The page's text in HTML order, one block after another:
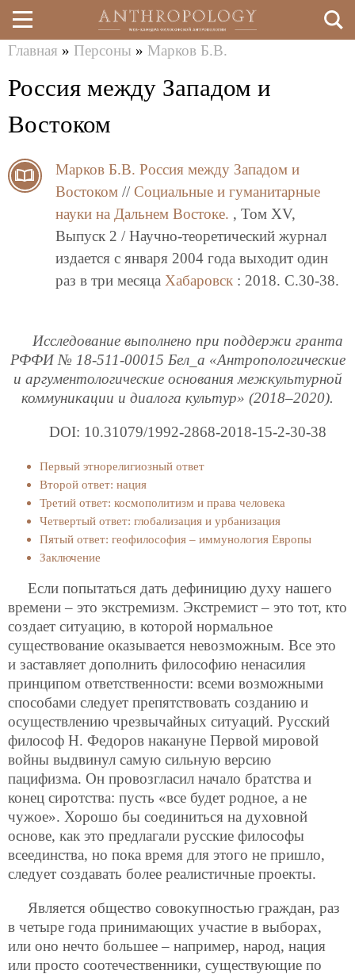
Перейти
к
здесь
Главная » Персоны » Марков Б.В.
Россия между Западом и
Востоком
Марков Б.В. Россия между Западом и
Востоком // Социальные и гуманитарные
науки на Дальнем Востоке. , Том XV,
Выпуск 2 / Научно-теоретический журнал
издается с января 2004 года выходит один
раз в три месяца Хабаровск : 2018. C.30-38.
Исследование выполнено при поддержи гранта
РФФИ № 18-511-00015 Бел_а «Антропологические
и аргументологические основания межкультурной
коммуникации и диалога культур» (2018–2020).
DOI: 10.31079/1992-2868-2018-15-2-30-38
Первый этнорелигиозный ответ
Второй ответ: нация
Третий ответ: космополитизм и права человека
Четвертый ответ: глобализация и урбанизация
Пятый ответ: геофилософия – иммунология Европы
Заключение
Если попытаться дать дефиницию духу нашего
времени – это экстремизм. Экстремист – это тот, кто
создает ситуацию, в которой нормальное
существование оказывается невозможным. Все это
и заставляет дополнить философию ненасилия
принципом ответственности: всеми возможными
способами следует препятствовать созданию и
осуществлению чрезвычайных ситуаций. Русский
философ Н. Федоров накануне Первой мировой
войны выдвинул самую сильную версию
пацифизма. Он провозгласил начало братства и
конец сиротства: пусть «все будет родное, а не
чужое». Хорошо бы соединиться на духовной
основе, как это предлагали русские философы
всеединства, но пока время для этого не пришло,
следует создавать более реалистичные проекты.
Является общество совокупностью граждан, раз
в четыре года принимающих участие в выборах,
или оно нечто большее – например, народ, нация
или просто соотечественники, существующие по